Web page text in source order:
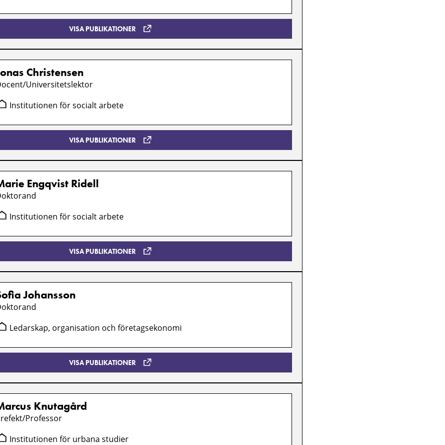
VISA PUBLIKATIONER
Christensen
Universitetslektor
Institutionen för socialt arbete
VISA PUBLIKATIONER
Engqvist Ridell
Institutionen för socialt arbete
VISA PUBLIKATIONER
Johansson
Ledarskap, organisation och företagsekonomi
VISA PUBLIKATIONER
Knutagård
Professor
Institutionen för urbana studier